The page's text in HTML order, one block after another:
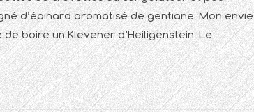
d’épinard aromatisé de gentiane. Mon envie
boire un Klevener d’Heiligenstein. Le